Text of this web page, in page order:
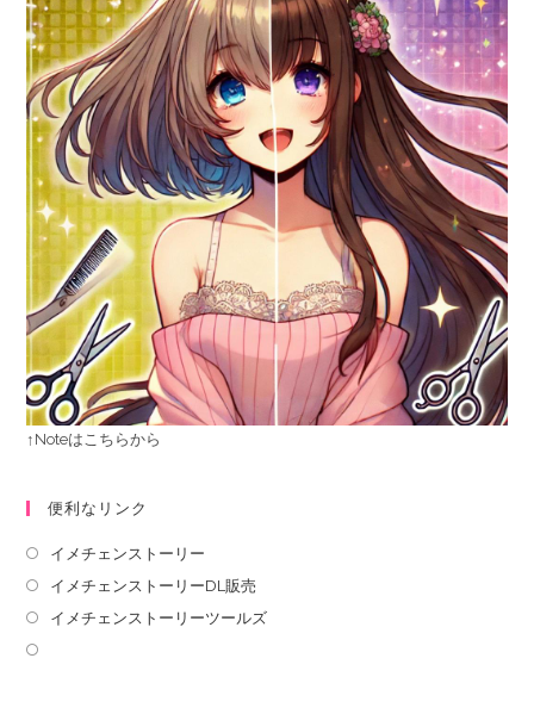
↑Noteはこちらから
便利なリンク
イメチェンストーリー
イメチェンストーリーDL販売
イメチェンストーリーツールズ